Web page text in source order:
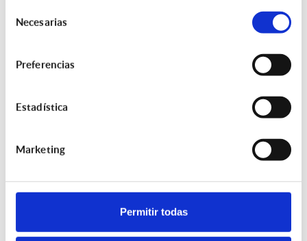
Necesarias
Preferencias
Estadística
Marketing
Permitir todas
Servicio Público de Justicia
Revisión de Contratos de Seguros
Oferta de Empleo - Suscriptor de Seguros
Regulación Legal
¿Conoces los beneficios de contratar un